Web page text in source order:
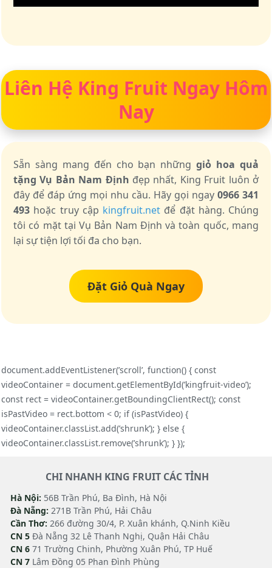
Liên Hệ King Fruit Ngay Hôm
Nay
Sẵn sàng mang đến cho bạn nhữnggiỏ hoa quả
tặng Vụ Bản Nam Định đẹp nhất, King Fruit luôn ở
đây để đáp ứng mọi nhu cầu. Hãy gọi ngay 0966 341
493 hoặc truy cập kingfruit.net để đặt hàng. Chúng
tôi có mặt tại Vụ Bản Nam Định và toàn quốc, mang
lại sự tiện lợi tối đa cho bạn.
Đặt Giỏ Quà Ngay
document.addEventListener(’scroll’, function() { const
videoContainer = document.getElementById(’kingfruit-video’);
const rect = videoContainer.getBoundingClientRect(); const
isPastVideo = rect.bottom < 0; if (isPastVideo) {
videoContainer.classList.add(’shrunk’); } else {
videoContainer.classList.remove(’shrunk’); } });
CHI NHANH KING FRUIT CÁC TỈNH
Hà Nội: 56B Trần Phú, Ba Đình, Hà Nội
Đà Nẵng: 271B Trần Phú, Hải Châu
Cần Thơ: 266 đường 30/4, P. Xuân khánh, Q.Ninh Kiều
CN 5 Đà Nẵng 32 Lê Thanh Nghị, Quận Hải Châu
CN 6 71 Trường Chinh, Phường Xuân Phú, TP Huế
CN 7 Lâm Đồng 05 Phan Đình Phùng